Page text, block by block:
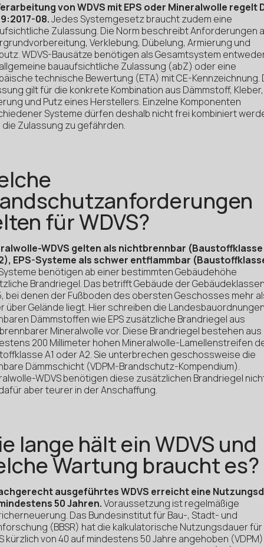
von WDVS mit EPS oder Mineralwolle regelt
08.Jedes Systemgesetz braucht zudem eine
Zulassung. Die Norm beschreibt Anforderungen
Verklebung, Dübelung, Armierung und
WDVS-Bausätze benötigen als Gesamtsystem
bauaufsichtliche Zulassung (abZ) oder eine
technische Bewertung (ETA) mit CE-Kennzeichnung.
gilt für die konkrete Kombination aus Dämmstoff, Kleber,
und Putz eines Herstellers. Einzelne Komponenten
Systeme dürfen deshalb nicht frei kombiniert
Zulassung zu gefährden.
für WDVS?
WDVS gelten als nichtbrennbar (Baustoffklasse
EPS-Systeme als schwer entflammbar
benötigen ab einer bestimmten Gebäudehöhe
Brandriegel. Das betrifft Gebäude der
bei denen der Fußboden des obersten Geschosses mehr
über Gelände liegt. Hier schreiben die
Dämmstoffen wie EPS zusätzliche Brandriegel aus
Mineralwolle vor. Diese Brandriegel bestehen aus
200 Millimeter hohen Mineralwolle-Lamellenstreifen
A1 oder A2. Sie unterbrechen geschossweise die
Dämmschicht (VDPM-Brandschutz-Kompendium).
WDVS benötigen diese zusätzlichen Brandriegel
aber teurer in der Anschaffung.
lange hält ein WDVS und
Wartung braucht es?
ausgeführtes WDVS erreicht eine
50 Jahren.Voraussetzung ist regelmäßige
Das Bundesinstitut für Bau-, Stadt- und
(BBSR) hat die kalkulatorische Nutzungsdauer für
kürzlich von 40 auf mindestens 50 Jahre angehoben